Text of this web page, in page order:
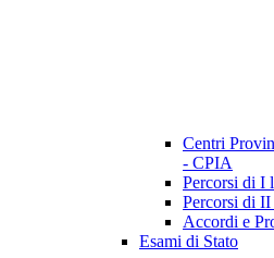
Centri
- CPIA
Percorsi di I
Percorsi di
Accordi e
Esami di Stato